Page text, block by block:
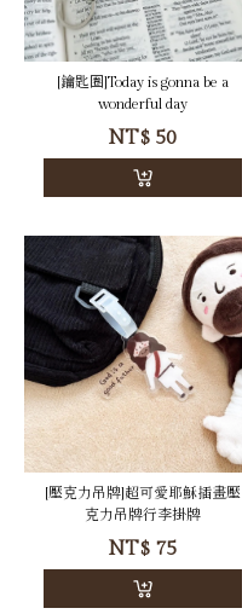
[鑰匙圈]Today is gonna be a
wonderful day
NT$ 50
[壓克力吊牌]超可愛耶穌插畫壓
克力吊牌行李掛牌
NT$ 75